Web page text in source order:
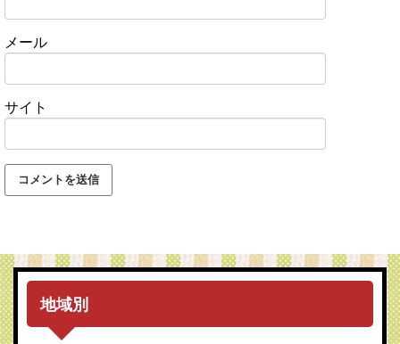
メール
サイト
地域別